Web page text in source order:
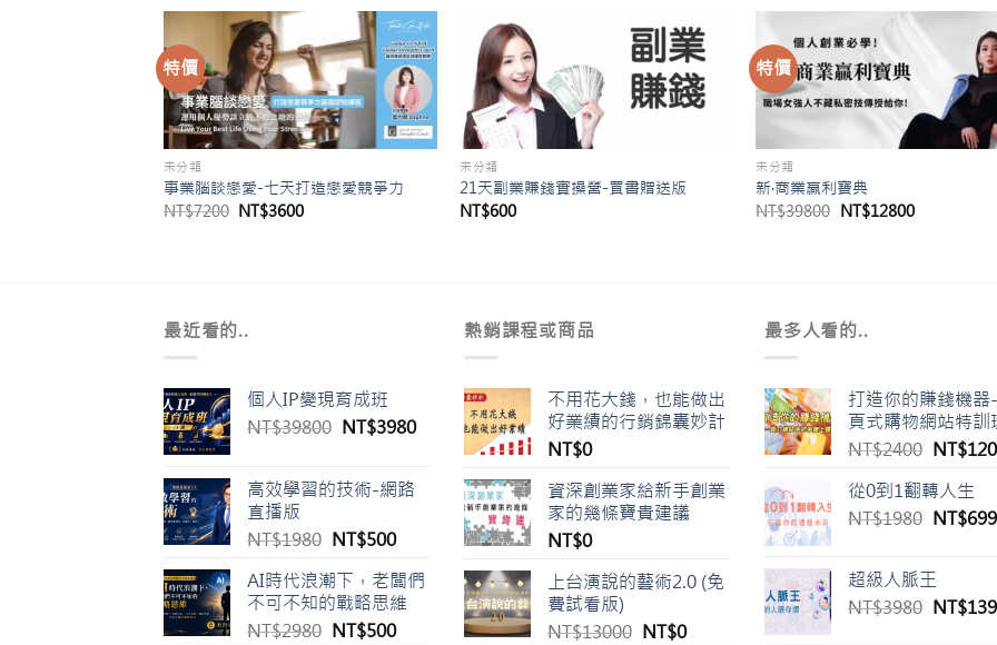
特價
未分類
事業腦談戀愛-七天打造戀愛競爭力
NT$7200 原
NT$3600目
未分類
21天副業賺錢實操營-買書贈送版
NT$600
特價
未分類
新·商業贏利寶典
NT$39800 原
NT$12800目
最近看的..
個人IP變現育成班
NT$39800 原
格：
NT$3980目
NT$3980。
高效學習的技術-網路
直播版
NT$1980 原
價
格：
NT$1980。
NT$500目
價
格：
NT$500。
AI時代浪潮下，老闆們
不可不知的戰略思維
NT$2980 原
NT$500目
熱銷課程或商品
不用花大錢，也能做出
好業績的行銷錦囊妙計
NT$0
資深創業家給新手創業
家的幾條寶貴建議
NT$0
上台演說的藝術2.0 (免
費試看版)
NT$13000 原
NT$0目
最多人看的..
打造你的賺錢機器
頁式購物網站特訓
NT$2400 原
價
格：
NT$
從0到1翻轉人生
NT$1980 原
格：
NT$699
超級人脈王
NT$3980 原
NT$